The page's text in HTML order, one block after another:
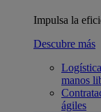
Impulsa la
Descubre más
manos
ágiles